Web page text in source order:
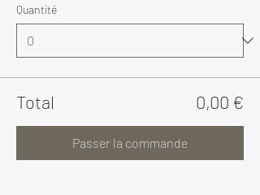
Quantité
Total 0,00 €
Passer la commande